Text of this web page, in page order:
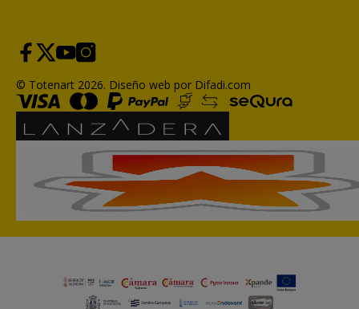
© Totenart 2026. Diseño web por Difadi.com